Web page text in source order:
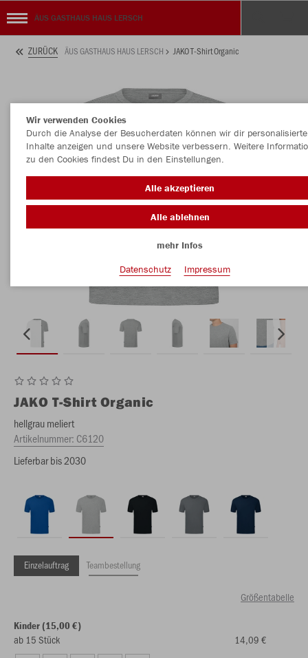
ÄUS GASTHAUS HAUS LERSCH
ZURÜCK ÄUS GASTHAUS HAUS LERSCH JAKO T-Shirt Organic
JAKO T-Shirt Organic
hellgrau meliert
Artikelnummer: C6120
Lieferbar bis 2030
Einzelauftrag Teambestellung
Größentabelle
Kinder (15,00 €)
ab 15 Stück
14,09 €
Wir verwenden Cookies
Durch die Analyse der Besucherdaten können wir dir personalisierte
Inhalte anzeigen und unsere Website verbessern. Weitere
zu den Cookies findest Du in den Einstellungen.
Alle akzeptieren
Alle ablehnen
mehr Infos
Datenschutz
Impressum